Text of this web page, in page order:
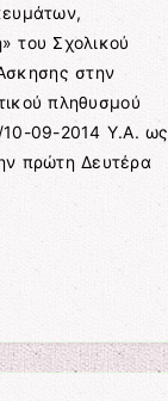
του Σχολικού
στην
πληθυσμού
10-09-2014 Υ.Α. ως
πρώτη Δευτέρα